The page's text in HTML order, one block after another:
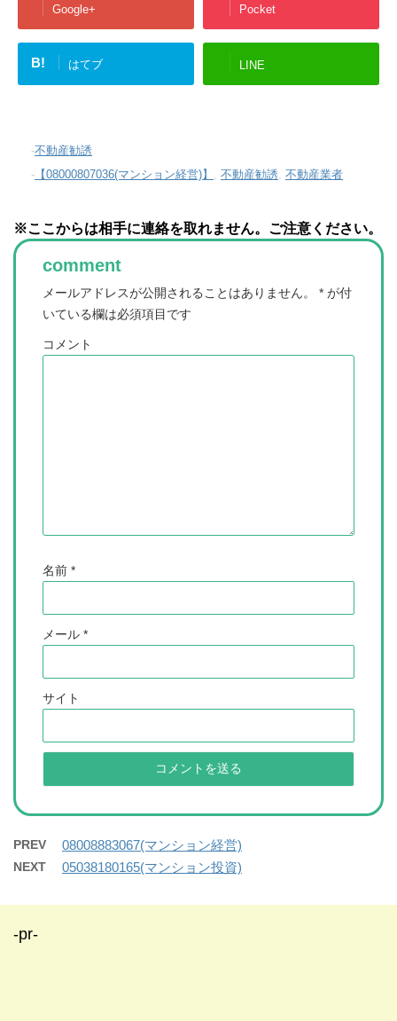
Google+ Pocket
B! はてブ LINE
-不動産勧誘
- 【08000807036(マンション経営)】 , 不動産勧誘, 不動産業者
※ここからは相手に連絡を取れません。ご注意ください。
comment
メールアドレスが公開されることはありません。 * が付
いている欄は必須項目です
コメント
名前 *
メール *
サイト
PREV 08008883067(マンション経営)
NEXT 05038180165(マンション投資)
-pr-